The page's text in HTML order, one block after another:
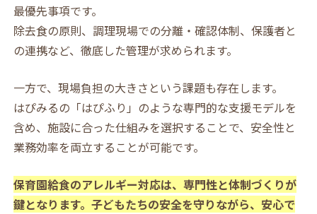
最優先事項です。
除去食の原則、調理現場での分離・確認体制、保護者と
の連携など、徹底した管理が求められます。
一方で、現場負担の大きさという課題も存在します。
はぴみるの「はぴふり」のような専門的な支援モデルを
含め、施設に合った仕組みを選択することで、安全性と
業務効率を両立することが可能です。
保育園給食のアレルギー対応は、専門性と体制づくりが
鍵となります。子どもたちの安全を守りながら、安心で